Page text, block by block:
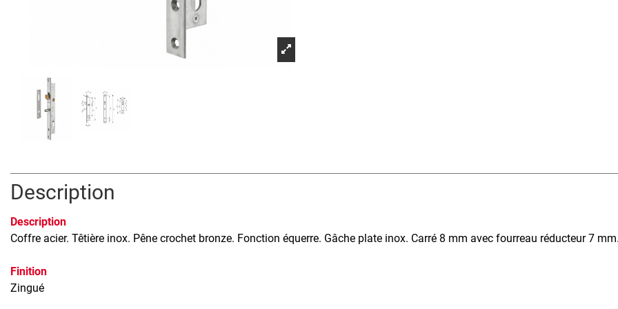
Description
Description
Coffre acier. Têtière inox. Pêne crochet bronze. Fonction équerre. Gâche plate inox. Carré 8 mm avec fourreau réducteur 7
Finition
Zingué